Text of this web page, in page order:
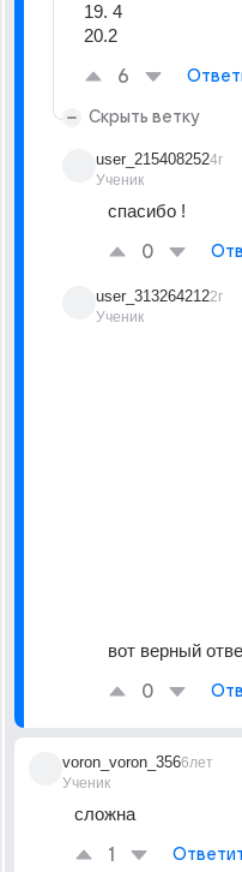
19. 4
20.2
6
Скрыть ветку
user_215408252
Ученик
4г
спасибо !
0
user_313264212
Ученик
2г
вот верный
0
voron_voron_356
Ученик
6лет
сложна
1